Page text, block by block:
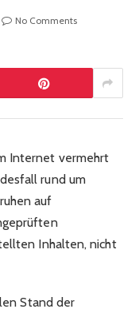
No Comments
Internet vermehrt
rund um
auf
Inhalten, nicht
Stand der